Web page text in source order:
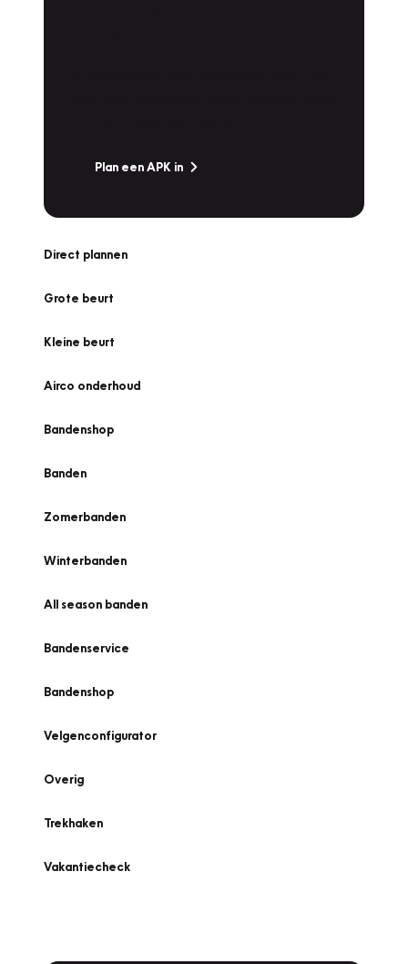
Plan een APK in
Direct plannen
Grote beurt
Kleine beurt
Airco onderhoud
Bandenshop
Banden
Zomerbanden
Winterbanden
All season banden
Bandenservice
Bandenshop
Velgenconfigurator
Overig
Trekhaken
Vakantiecheck